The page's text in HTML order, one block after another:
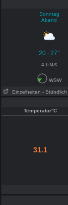
Sonntag
Abend
20- 27°
4.6 M/S
WSW
Einzelheiten - Stündlich
Temperatur°C
31.1